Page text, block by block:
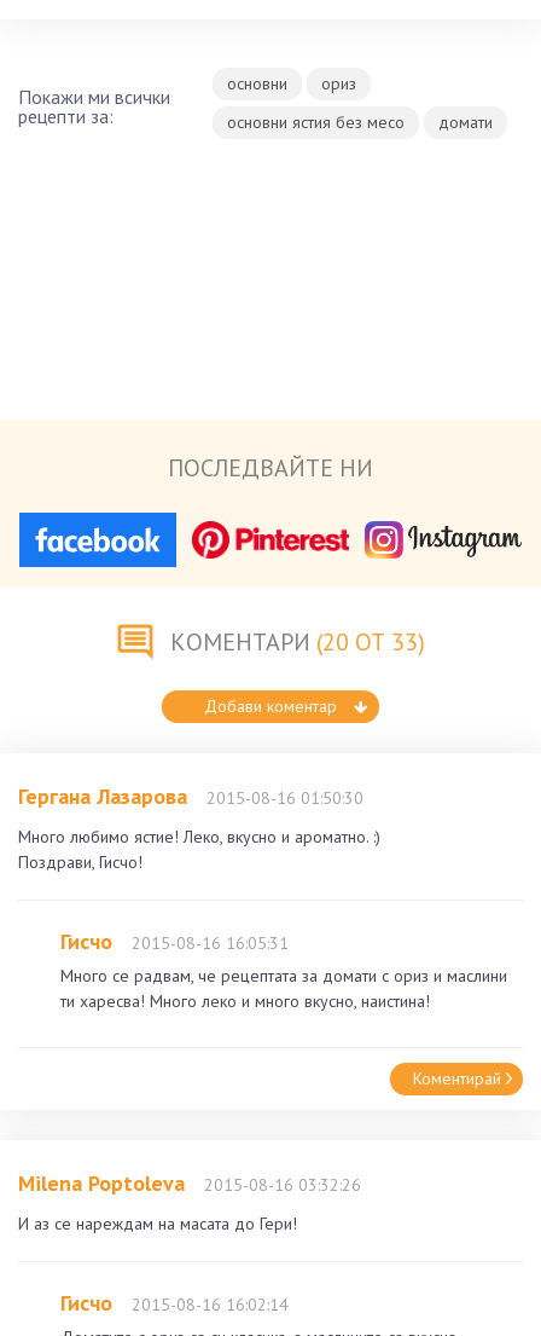
Покажи ми всички
рецепти за:
основни
ориз
основни ястия без месо
домати
ПОСЛЕДВАЙТЕ НИ
КОМЕНТАРИ (20 ОТ 33)
Добави коментар
Гергана Лазарова
2015-08-16 01:50:30
Много любимо ястие! Леко, вкусно и ароматно. :)
Поздрави, Гисчо!
Гисчо
2015-08-16 16:05:31
Много се радвам, че рецептата за домати с ориз и маслини
ти харесва! Много леко и много вкусно, наистина!
Коментирай
Milena Poptoleva
2015-08-16 03:32:26
И аз се нареждам на масата до Гери!
Гисчо
2015-08-16 16:02:14